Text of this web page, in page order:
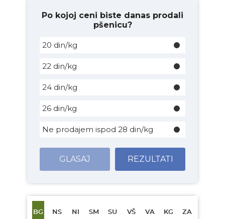
Po kojoj ceni biste danas prodali
pšenicu?
20 din/kg
22 din/kg
24 din/kg
26 din/kg
Ne prodajem ispod 28 din/kg
GLASAJ REZULTATI
BG NS NI SM SU VŠ VA KG ZA